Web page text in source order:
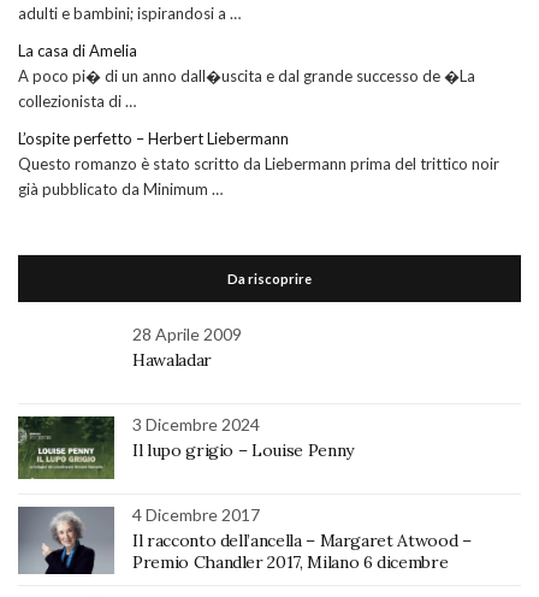
adulti e bambini; ispirandosi a …
La casa di Amelia
A poco pi� di un anno dall�uscita e dal grande successo de �La
collezionista di …
L’ospite perfetto – Herbert Liebermann
Questo romanzo è stato scritto da Liebermann prima del trittico noir
già pubblicato da Minimum …
Da riscoprire
28 Aprile 2009
Hawaladar
3 Dicembre 2024
Il lupo grigio – Louise Penny
4 Dicembre 2017
Il racconto dell’ancella – Margaret Atwood –
Premio Chandler 2017, Milano 6 dicembre